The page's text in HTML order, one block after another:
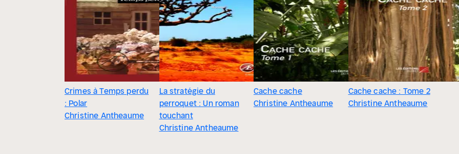
Crimes à Temps perdu
: Polar
Christine Antheaume
La stratégie du
perroquet : Un roman
touchant
Christine Antheaume
Cache cache
Christine Antheaume
Cache cache : Tome 2
Christine Antheaume